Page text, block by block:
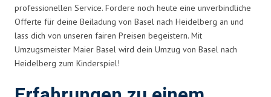
professionellen Service. Fordere noch heute eine unverbindliche
Offerte für deine Beiladung von Basel nach Heidelberg an und
lass dich von unseren fairen Preisen begeistern. Mit
Umzugsmeister Maier Basel wird dein Umzug von Basel nach
Heidelberg zum Kinderspiel!